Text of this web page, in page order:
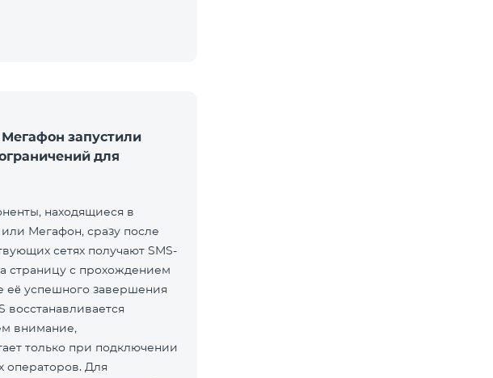
запустили
для
находящиеся в
Мегафон, сразу после
сетях получают SMS-
страницу с прохождением
её успешного завершения
восстанавливается
внимание,
только при подключении
операторов. Для